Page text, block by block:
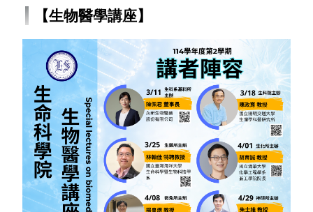
【生物醫學講座】